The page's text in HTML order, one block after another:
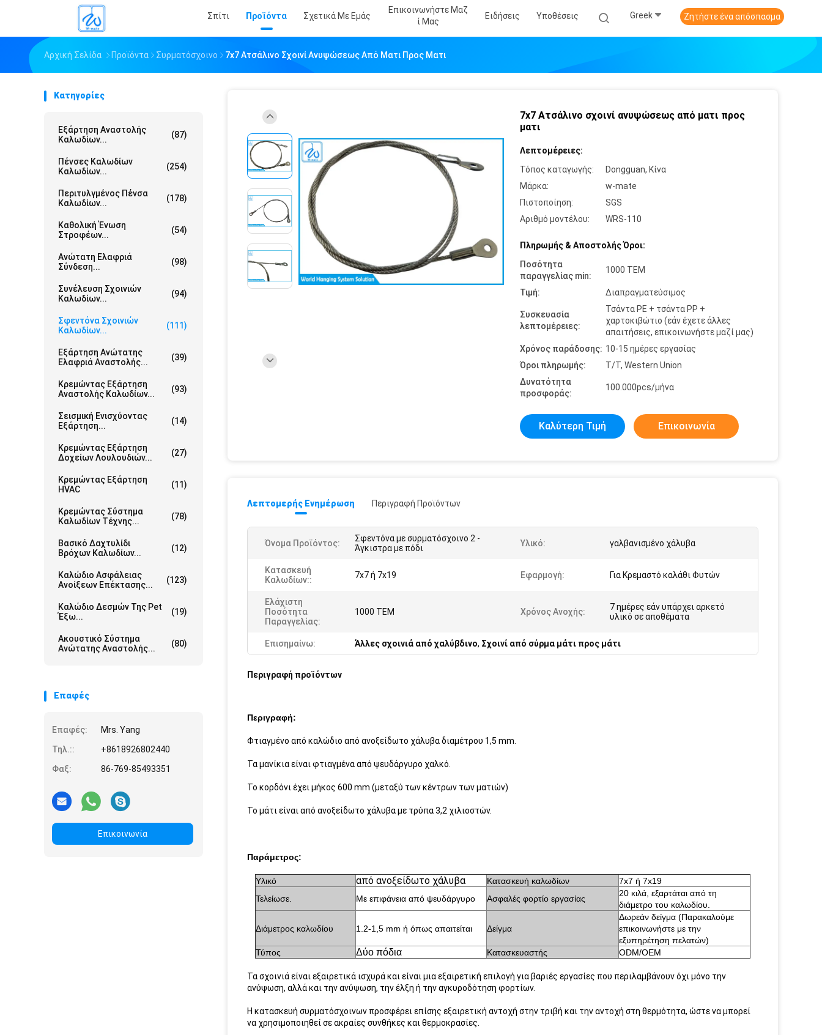
Σπίτι Προϊόντα Σχετικά Με Εμάς
Επικοινωνήστε Μαζ
Ί Μας
Ειδήσεις Υποθέσεις Greek Ζητήστε ένα απόσπασμα
Αρχική Σελίδα Προϊόντα Συρματόσχοινο 7x7 Ατσάλινο Σχοινί Ανυψώσεως Από Ματι Προς Ματι
Κατηγορίες
Εξάρτηση Αναστολής
Καλωδίων...
(87)
Πένσες Καλωδίων
Καλωδίων...
(254)
Περιτυλγμένος Πένσα
Καλωδίων...
(178)
Καθολική Ένωση
Στροφέων...
(54)
Ανώτατη Ελαφριά
Σύνδεση...
(98)
Συνέλευση Σχοινιών
Καλωδίων...
(94)
Σφεντόνα Σχοινιών
Καλωδίων...
(111)
Εξάρτηση Ανώτατης
Ελαφριά Αναστολής...
(39)
Κρεμώντας Εξάρτηση
Αναστολής Καλωδίων...
(93)
Σεισμική Ενισχύοντας
Εξάρτηση...
(14)
Κρεμώντας Εξάρτηση
Δοχείων Λουλουδιών...
(27)
Κρεμώντας Εξάρτηση
HVAC
(11)
Κρεμώντας Σύστημα
Καλωδίων Τέχνης...
(78)
Βασικό Δαχτυλίδι
Βρόχων Καλωδίων...
(12)
Καλώδιο Ασφάλειας
Ανοίξεων Επέκτασης...
(123)
Καλώδιο Δεσμών Της Pet
Έξω...
(19)
Ακουστικό Σύστημα
Ανώτατης Αναστολής...
(80)
Επαφές
Επαφές:
Mrs. Yang
Τηλ.::
+8618926802440
Φαξ:
86-769-85493351
Επικοινωνία
7x7 Ατσάλινο σχοινί ανυψώσεως από ματι προς
ματι
Λεπτομέρειες:
Τόπος καταγωγής:
Dongguan, Κίνα
Μάρκα:
w-mate
Πιστοποίηση:
SGS
Αριθμό μοντέλου:
WRS-110
Πληρωμής & Αποστολής Όροι:
Ποσότητα
παραγγελίας min:
1000 ΤΕΜ
Τιμή: Διαπραγματεύσιμος
Συσκευασία
λεπτομέρειες:
Τσάντα PE + τσάντα PP +
χαρτοκιβώτιο (εάν έχετε άλλες
απαιτήσεις, επικοινωνήστε μαζί μας)
Χρόνος παράδοσης: 10-15 ημέρες εργασίας
Όροι πληρωμής:
T/T, Western Union
Δυνατότητα
προσφοράς:
100.000pcs/μήνα
Καλύτερη Τιμή Επικοινωνία
Λεπτομερής Ενημέρωση Περιγραφή Προϊόντων
Όνομα Προϊόντος:
Σφεντόνα με συρματόσχοινο 2 -
Άγκιστρα με πόδι
Υλικό: γαλβανισμένο χάλυβα
Κατασκευή
Καλωδίων::
7x7 ή 7x19 Εφαρμογή: Για Κρεμαστό καλάθι Φυτών
Ελάχιστη
Ποσότητα
Παραγγελίας:
1000 ΤΕΜ Χρόνος Ανοχής:
7 ημέρες εάν υπάρχει αρκετό
υλικό σε αποθέματα
Επισημαίνω: Άλλες σχοινιά από χαλύβδινο, Σχοινί από σύρμα μάτι προς μάτι
Περιγραφή προϊόντων
Περιγραφή:
Φτιαγμένο από καλώδιο από ανοξείδωτο χάλυβα διαμέτρου 1,5 mm.
Τα μανίκια είναι φτιαγμένα από ψευδάργυρο χαλκό.
Το κορδόνι έχει μήκος 600 mm (μεταξύ των κέντρων των ματιών)
Το μάτι είναι από ανοξείδωτο χάλυβα με τρύπα 3,2 χιλιοστών.
Παράμετρος:
Υλικό από ανοξείδωτο χάλυβα Κατασκευή καλωδίων
7x7 ή 7x19
Τελείωσε.
Με επιφάνεια από ψευδάργυρο Ασφαλές φορτίο εργασίας
20 κιλά, εξαρτάται από τη
διάμετρο του καλωδίου.
Διάμετρος καλωδίου 1.2-1,5 mm ή όπως απαιτείται Δείγμα
Δωρεάν δείγμα (Παρακαλούμε
επικοινωνήστε με την
εξυπηρέτηση πελατών)
Τύπος
Δύο πόδια Κατασκευαστής ODM/OEM
Τα σχοινιά είναι εξαιρετικά ισχυρά και είναι μια εξαιρετική επιλογή για βαριές εργασίες που περιλαμβάνουν όχι μόνο την
ανύψωση, αλλά και την ανύψωση, την έλξη ή την αγκυροδότηση φορτίων.
Η κατασκευή συρματόσχοινων προσφέρει επίσης εξαιρετική αντοχή στην τριβή και την αντοχή στη θερμότητα, ώστε να μπορεί
να χρησιμοποιηθεί σε ακραίες συνθήκες και θερμοκρασίες.